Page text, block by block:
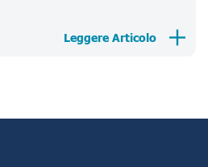
Leggere Articolo